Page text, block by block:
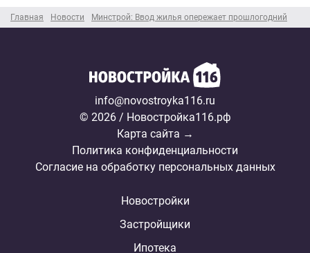
Главная Новости Минстрой: Ввод жилья опережает прошлогодний
info@novostroyka116.ru
© 2026 / Новостройка116.рф
Карта сайта →
Политика конфиденциальности
Согласие на обработку персональных данных
Новостройки
Застройщики
Ипотека